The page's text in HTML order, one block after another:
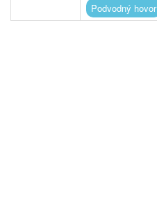
Podvodný hovor